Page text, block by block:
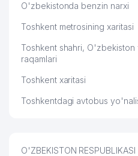
O'zbekistonda benzin narxi
Toshkent metrosining xaritasi
Toshkent shahri,
raqamlari
Toshkent xaritasi
Toshkentdagi avtobus
O'ZBEKISTON